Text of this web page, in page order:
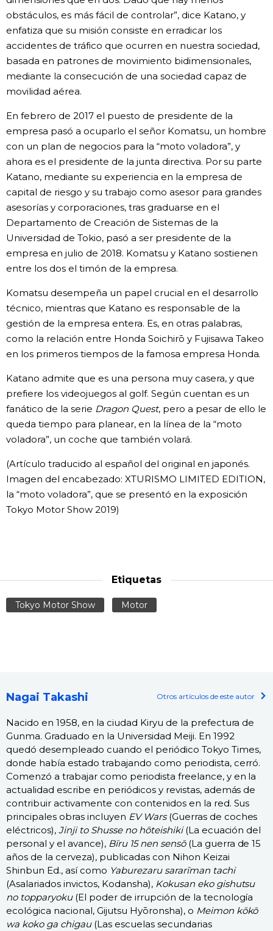
obstáculos, es más fácil de controlar”, dice Katano, y
enfatiza que su misión consiste en erradicar los
accidentes de tráfico que ocurren en nuestra sociedad,
basada en patrones de movimiento bidimensionales,
mediante la consecución de una sociedad capaz de
movilidad aérea.
En febrero de 2017 el puesto de presidente de la
empresa pasó a ocuparlo el señor Komatsu, un hombre
con un plan de negocios para la “moto voladora”, y
ahora es el presidente de la junta directiva. Por su parte
Katano, mediante su experiencia en la empresa de
capital de riesgo y su trabajo como asesor para grandes
asesorías y corporaciones, tras graduarse en el
Departamento de Creación de Sistemas de la
Universidad de Tokio, pasó a ser presidente de la
empresa en julio de 2018. Komatsu y Katano sostienen
entre los dos el timón de la empresa.
Komatsu desempeña un papel crucial en el desarrollo
técnico, mientras que Katano es responsable de la
gestión de la empresa entera. Es, en otras palabras,
como la relación entre Honda Soichirō y Fujisawa Takeo
en los primeros tiempos de la famosa empresa Honda.
Katano admite que es una persona muy casera, y que
prefiere los videojuegos al golf. Según cuentan es un
fanático de la serie Dragon Quest, pero a pesar de ello le
queda tiempo para planear, en la línea de la “moto
voladora”, un coche que también volará.
(Artículo traducido al español del original en japonés.
Imagen del encabezado: XTURISMO LIMITED EDITION,
la “moto voladora”, que se presentó en la exposición
Tokyo Motor Show 2019)
Etiquetas
Tokyo Motor Show Motor
Nagai Takashi Otros artículos de este autor
Nacido en 1958, en la ciudad Kiryu de la prefectura de
Gunma. Graduado en la Universidad Meiji. En 1992
quedó desempleado cuando el periódico Tokyo Times,
donde había estado trabajando como periodista, cerró.
Comenzó a trabajar como periodista freelance, y en la
actualidad escribe en periódicos y revistas, además de
contribuir activamente con contenidos en la red. Sus
principales obras incluyen EV Wars(Guerras de coches
eléctricos), Jinji to Shusse no hōteishiki(La ecuación del
personal y el avance), Bīru 15 nen sensō(La guerra de 15
años de la cerveza), publicadas con Nihon Keizai
Shinbun Ed., así como Yaburezaru sararīman tachi
(Asalariados invictos, Kodansha), Kokusan eko gishutsu
no topparyoku(El poder de irrupción de la tecnología
ecológica nacional, Gijutsu Hyōronsha), o Meimon kōkō
wa koko ga chigau(Las escuelas secundarias